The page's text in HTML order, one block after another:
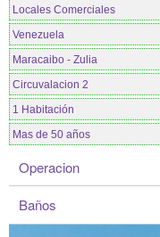
Locales Comerciales
Venezuela
Maracaibo - Zulia
Circuvalacion 2
1 Habitación
Mas de 50 años
Operacion
Baños